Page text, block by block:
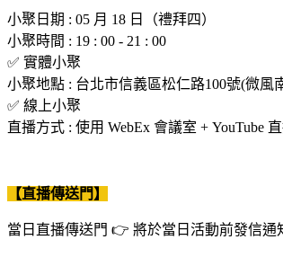
小聚日期 : 05 月 18 日（禮拜四）
小聚時間 : 19 : 00 - 21 : 00
✅ 實體小聚
小聚地點 : 台北市信義區松仁路100號(微風
✅ 線上小聚
直播方式 : 使用 WebEx 會議室 + YouTube
【直播傳送門】
當日直播傳送門 👉 將於當日活動前發信